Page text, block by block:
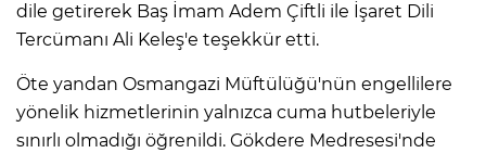
dile getirerek Baş İmam Adem Çiftli ile İşaret Dili
Tercümanı Ali Keleş'e teşekkür etti.
Öte yandan Osmangazi Müftülüğü'nün engellilere
yönelik hizmetlerinin yalnızca cuma hutbeleriyle
sınırlı olmadığı öğrenildi. Gökdere Medresesi'nde